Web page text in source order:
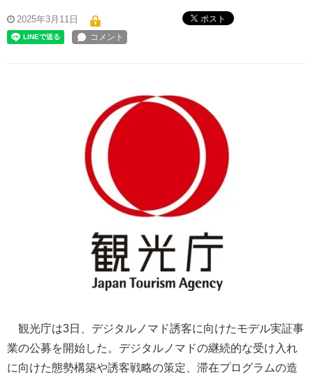
2025年3月11日 ポスト
観光庁は3日、デジタルノマド誘客に向けたモデル実証事
業の公募を開始した。デジタルノマドの継続的な受け入れ
に向けた態勢構築や誘客戦略の策定、滞在プログラムの造